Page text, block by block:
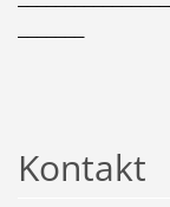
Kontakt